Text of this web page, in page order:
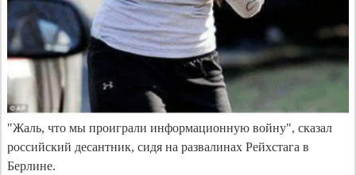
"Жаль, что мы проиграли информационную войну", сказал
российский десантник, сидя на развалинах Рейхстага в
Берлине.